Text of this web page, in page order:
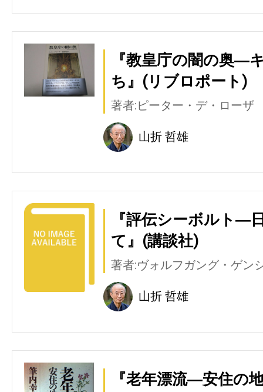
『教皇庁の闇の奥―
ち』(リブロポート)
著者:ピーター・デ・ローザ
山折 哲雄
『評伝シーボルト―
て』(講談社)
著者:ヴォルフガング・ゲン
山折 哲雄
『老年漂流―安住の